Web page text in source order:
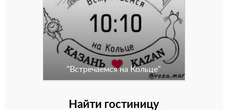
"Встречаемся на Кольце"
Найти гостиницу